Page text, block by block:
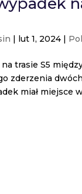
| lut 1, 2024 |
trasie S5
zderzenia
miał miejsce